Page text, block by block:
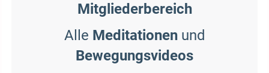
Mitgliederbereich
Alle Meditationenund
Bewegungsvideos